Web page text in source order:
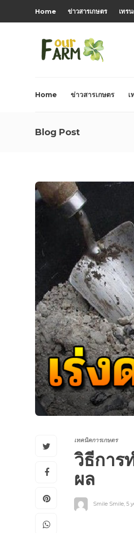
Home ข่าวสารเกษตร เทร
Home ข่าวสารเกษตร เ
Blog Post
เทคนิคการเกษตร
วิธีการ
ผล
Smile Smile 5